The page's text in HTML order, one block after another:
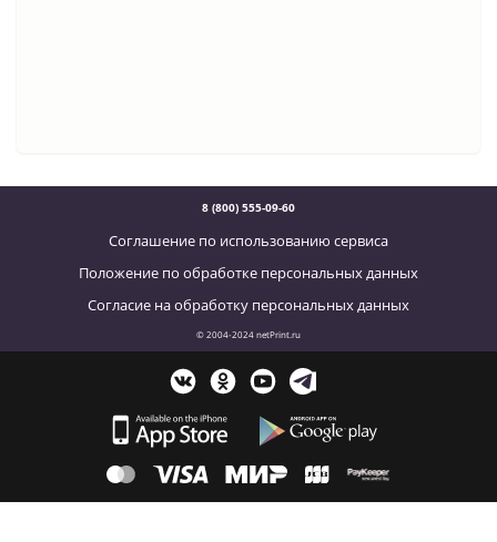
8 (800) 555-09-60
Соглашение по использованию сервиса
Положение по обработке персональных данных
Согласие на обработку персональных данных
© 2004-2024 netPrint.ru